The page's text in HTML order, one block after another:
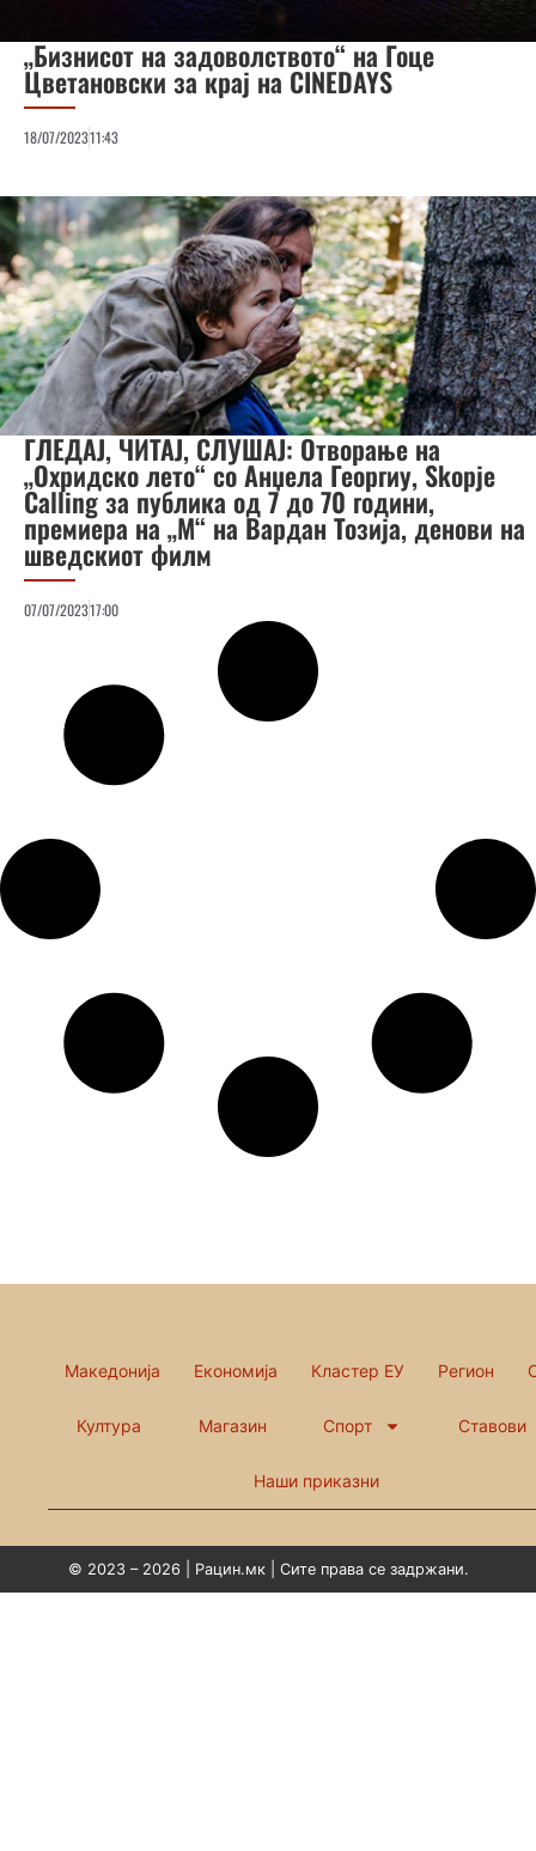
„Бизнисот на задоволството“ на Гоце
Цветановски за крај на CINEDAYS
18/07/202311:43
ГЛЕДАЈ, ЧИТАЈ, СЛУШАЈ: Отворање на
„Охридско лето“ со Анџела Георгиу, Skopje
Calling за публика од 7 до 70 години,
премиера на „М“ на Вардан Тозија, денови на
шведскиот филм
07/07/202317:00
Македонија Економија Кластер ЕУ Регион
Култура Магазин Спорт Ставови
Наши приказни
© 2023 – 2026 | Рацин.мк | Сите права се задржани.